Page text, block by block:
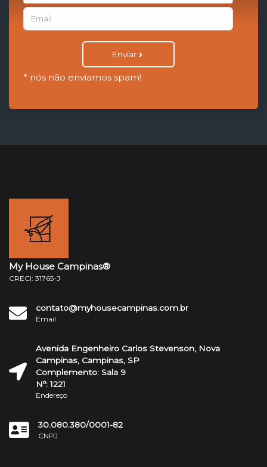
+55
Enviar
* nós não enviamos spam!
My House Campinas®
CRECI: 31765-J
contato@myhousecampinas.com.br
Email
Avenida Engenheiro Carlos Stevenson, Nova
Campinas, Campinas, SP
Complemento: Sala 9
Nº: 1221
Endereço
30.080.380/0001-82
CNPJ